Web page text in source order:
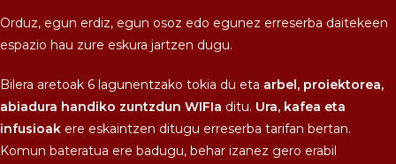
Orduz, egun erdiz, egun osoz edo egunez erreserba daitekeen
espazio hau zure eskura jartzen dugu.
Bilera aretoak 6 lagunentzako tokia du eta arbel, proiektorea,
abiadura handiko zuntzdun WIFIa ditu. Ura, kafea eta
infusioak ere eskaintzen ditugu erreserba tarifan bertan.
Komun bateratua ere badugu, behar izanez gero erabil